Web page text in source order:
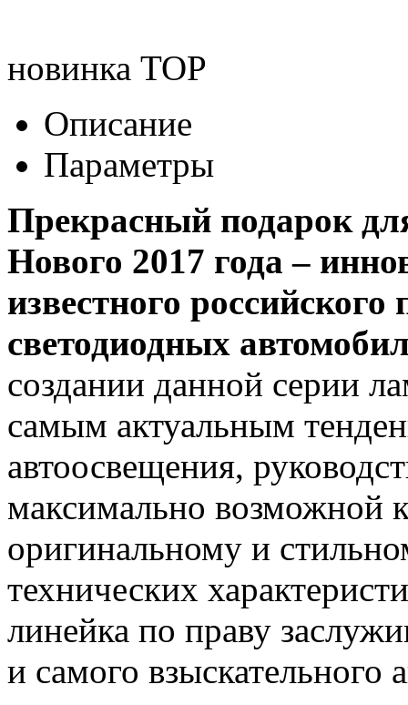
новинка TOP
Описание
Параметры
Прекрасный подарок
Нового 2017 года –
известного
светодиодных
создании данной серии
самым актуальным
автоосвещения,
максимально возможной
оригинальному и
технических
линейка по праву
и самого взыскательного